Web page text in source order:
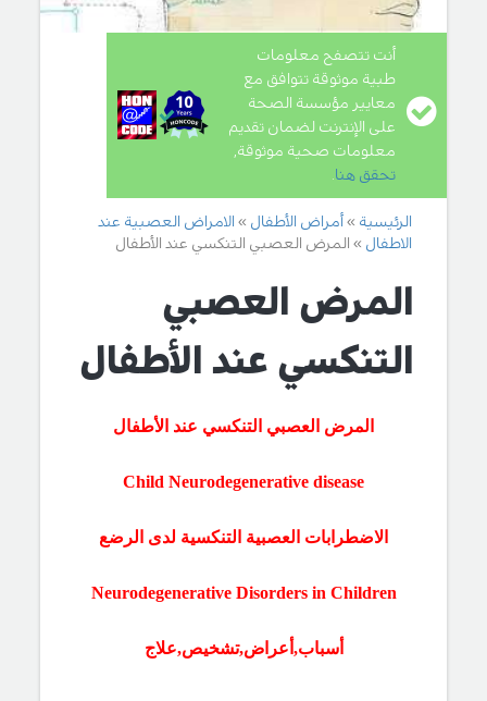
أنت تتصفح معلومات
طبية موثوقة تتوافق مع
معايير مؤسسة الصحة
على الإنترنت لضمان تقديم
معلومات صحية موثوقة,
تحقق هنا.
الرئيسية أمراض الأطفال
الامراض العصبية عند
الاطفال
المرض العصبي التنكسي عند الأطفال
المرض العصبي
التنكسي عند الأطفال
المرض العصبي التنكسي عند الأطفال
Child Neurodegenerative disease
الاضطرابات العصبية التنكسية لدى الرضع
Neurodegenerative Disorders in Children
أسباب,أعراض,تشخيص,علاج